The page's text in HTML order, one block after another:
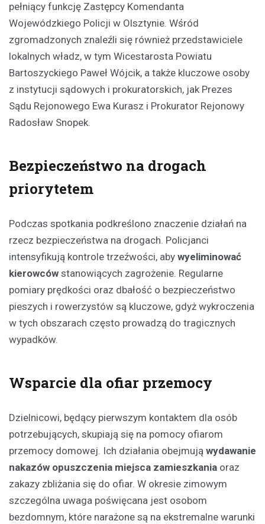
pełniący funkcję Zastępcy Komendanta
Wojewódzkiego Policji w Olsztynie. Wśród
zgromadzonych znaleźli się również przedstawiciele
lokalnych władz, w tym Wicestarosta Powiatu
Bartoszyckiego Paweł Wójcik, a także kluczowe osoby
z instytucji sądowych i prokuratorskich, jak Prezes
Sądu Rejonowego Ewa Kurasz i Prokurator Rejonowy
Radosław Snopek.
Bezpieczeństwo na drogach
priorytetem
Podczas spotkania podkreślono znaczenie działań na
rzecz bezpieczeństwa na drogach. Policjanci
intensyfikują kontrole trzeźwości, aby wyeliminować
kierowców stanowiących zagrożenie. Regularne
pomiary prędkości oraz dbałość o bezpieczeństwo
pieszych i rowerzystów są kluczowe, gdyż wykroczenia
w tych obszarach często prowadzą do tragicznych
wypadków.
Wsparcie dla ofiar przemocy
Dzielnicowi, będący pierwszym kontaktem dla osób
potrzebujących, skupiają się na pomocy ofiarom
przemocy domowej. Ich działania obejmują wydawanie
nakazów opuszczenia miejsca zamieszkania oraz
zakazy zbliżania się do ofiar. W okresie zimowym
szczególna uwaga poświęcana jest osobom
bezdomnym, które narażone są na ekstremalne warunki